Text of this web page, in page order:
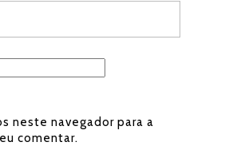
neste navegador para a
comentar.